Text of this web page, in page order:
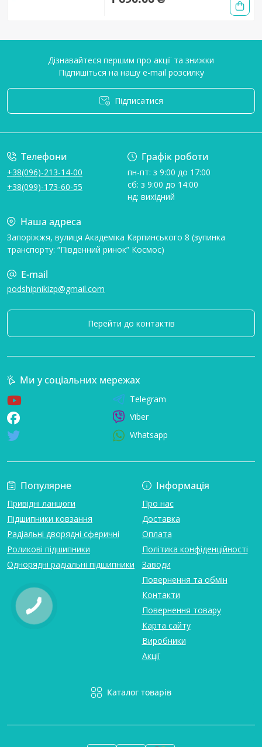
Дізнавайтеся першим про акції та знижки
Підпишіться на нашу e-mail розсилку
Підписатися
Телефони
+38(096)-213-14-00
+38(099)-173-60-55
Графік роботи
пн-пт: з 9:00 до 17:00
сб: з 9:00 до 14:00
нд: вихідний
Наша адреса
Запоріжжя, вулиця Академіка Карпинського 8 (зупинка
транспорту: “Південний ринок” Космос)
E-mail
podshipnikizp@gmail.com
Перейти до контактів
Популярне
Привідні ланцюги
Підшипники ковзання
Радіальні дворядні сферичні
Роликові підшипники
Однорядні радіальні підшипники
Інформація
Про нас
Доставка
Оплата
Політика конфіденційності
Заводи
Повернення та обмін
Контакти
Повернення товару
Карта сайту
Виробники
Акції
Каталог товарів
Ми у соціальних мережах
Telegram
Viber
Whatsapp